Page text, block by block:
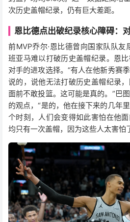
次历史盖帽纪录，仍有巨大差距。
恩比德点出破纪录核心障碍：
前MVP乔尔·恩比德曾向国家队队友
班亚马难以打破历史盖帽纪录。恩
对手的进攻选择。“有人在他新秀赛
说的，说他无法打破历史盖帽纪录
面前不敢投篮。这可能是真的。”巴
的观点，“是的，他在接下来的几年
个时刻，人们会变得如此害怕在他
均只有一次盖帽，因为这些人太害怕